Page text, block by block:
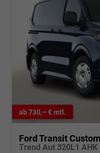
ab 730,– € mtl.
Ford Transit Custom
Trend Aut 320L1 AHK